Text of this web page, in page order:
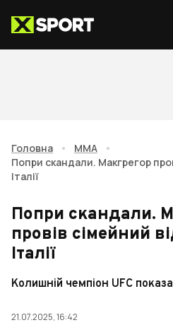
Головна • ММА
•
Попри скандали. Макгрегор
Італії
Попри скандали.
провів сімейний
Італії
Колишній чемпіон UFC
21.07.2025, 16:42